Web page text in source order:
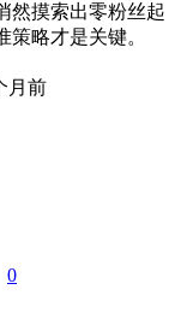
然摸索出零粉丝起
略才是关键。
月前
0